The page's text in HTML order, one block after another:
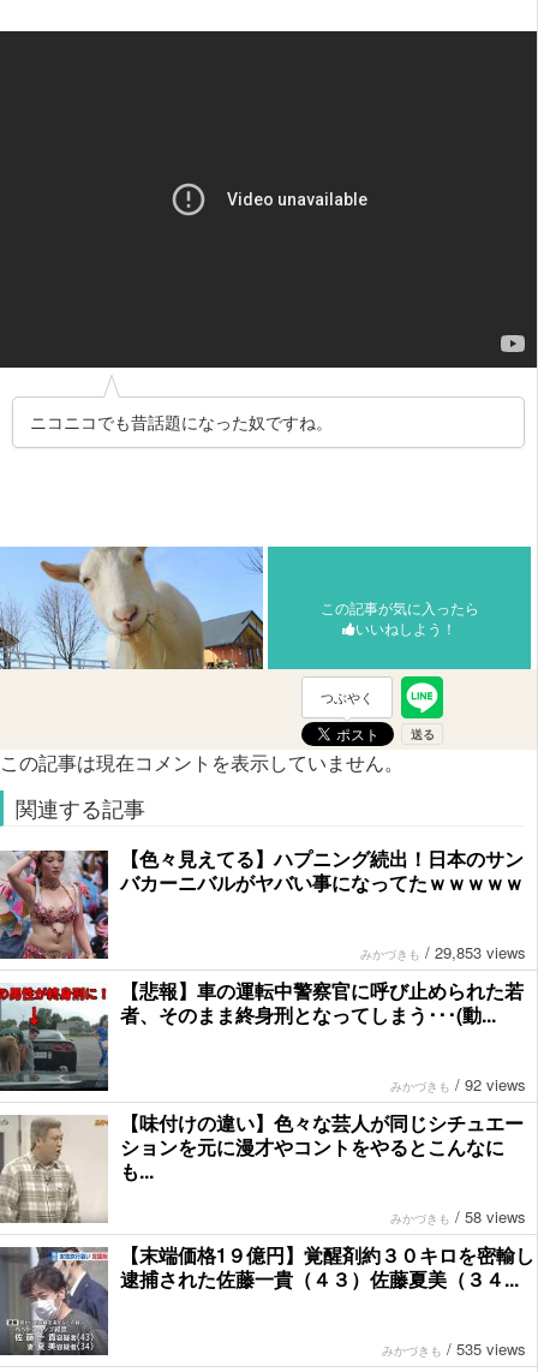
ニコニコでも昔話題になった奴ですね。
この記事が気に入ったら
いいねしよう！
つぶやく
この記事は現在コメントを表示していません。
関連する記事
【色々見えてる】ハプニング続出！日本のサン
バカーニバルがヤバい事になってたｗｗｗｗｗ
みかづきも / 29,853 views
【悲報】車の運転中警察官に呼び止められた若
者、そのまま終身刑となってしまう･･･(動...
みかづきも / 92 views
【味付けの違い】色々な芸人が同じシチュエー
ションを元に漫才やコントをやるとこんなに
も...
みかづきも / 58 views
【末端価格1９億円】覚醒剤約３０キロを密輸し
逮捕された佐藤一貴（４３）佐藤夏美（３４...
みかづきも / 535 views